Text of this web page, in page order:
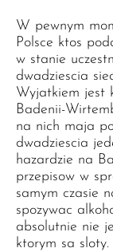
W pewnym
Polsce ktos
w stanie
dwadziescia
Wyjatkiem jest
Badenii-
na nich maja
dwadziescia
hazardzie na
przepisow w
samym czasie
spozywac
absolutnie nie
ktorym sa sloty.